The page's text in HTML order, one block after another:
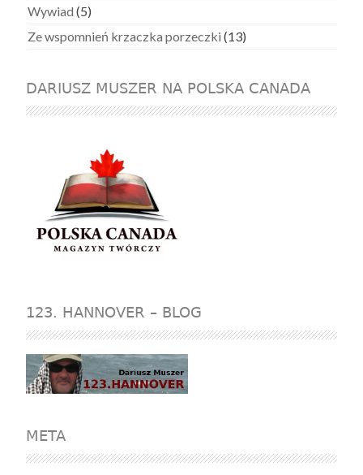
Wywiad (5)
Ze wspomnień krzaczka porzeczki (13)
DARIUSZ MUSZER NA POLSKA CANADA
123. HANNOVER – BLOG
META